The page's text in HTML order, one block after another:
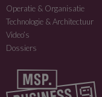
Operatie & Organisatie
Technologie & Architectuur
Video’s
Dossiers